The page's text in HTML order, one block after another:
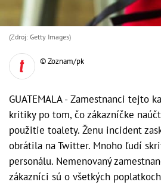
(Zdroj: Getty Images)
© Zoznam/pk
GUATEMALA - Zamestnanci tejto
kritiky po tom, čo zákazníčke
použitie toalety. Ženu incident
obrátila na Twitter. Mnoho ľudí
personálu. Nemenovaný
zákazníci sú o všetkých